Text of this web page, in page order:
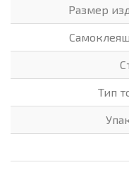
Размер
Тип